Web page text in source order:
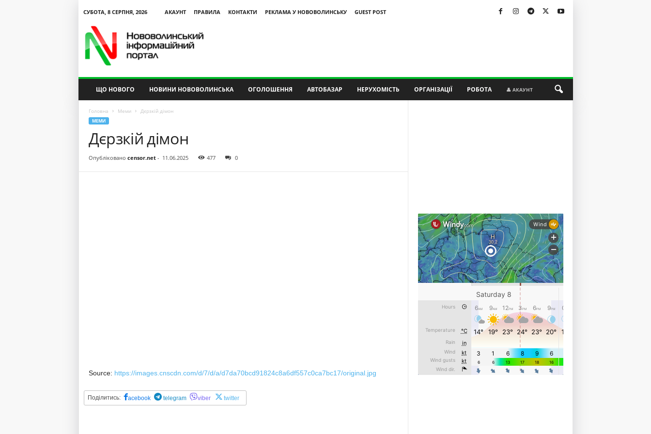
СУБОТА, 8 СЕРПНЯ, 2026 АКАУНТ ПРАВИЛА КОНТАКТИ РЕКЛАМА У НОВОВОЛИНСЬКУ
GUEST POST
ЩО НОВОГО НОВИНИ НОВОВОЛИНСЬКА ОГОЛОШЕННЯ АВТОБАЗАР НЕРУХОМІСТЬ ОРГАНІЗАЦІЇ РОБОТА 👤 АКАУНТ
Головна Меми Дєрзкій дімон
МЕМИ
Дєрзкій дімон
Опубліковано censor.net- 11.06.2025 477 0
Source: https://images.cnscdn.com/d/7/d/a/d7da70bcd91824c8a6df557c0ca7bc17/original.jpg
Поділитись: acebook telegram viber twitter